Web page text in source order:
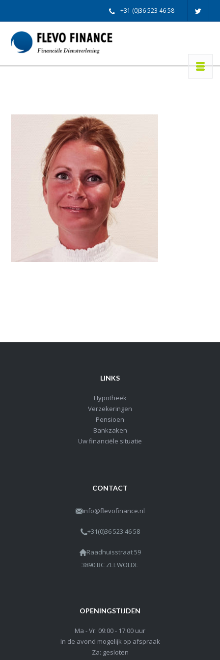
+31 (0)36 523 46 58
LINKS
Hypotheek
Verzekeringen
Pensioen
Bankzaken
Uw financiële situatie
CONTACT
info@flevofinance.nl
+31(0)36 523 46 58
Raadhuisstraat 59
3890 BC ZEEWOLDE
OPENINGSTIJDEN
Ma - Vr: 09:00 - 17:00 uur
In de avond mogelijk op afspraak
Za: gesloten